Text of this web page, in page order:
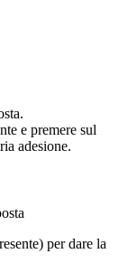
e premere sul
adesione.
per dare la